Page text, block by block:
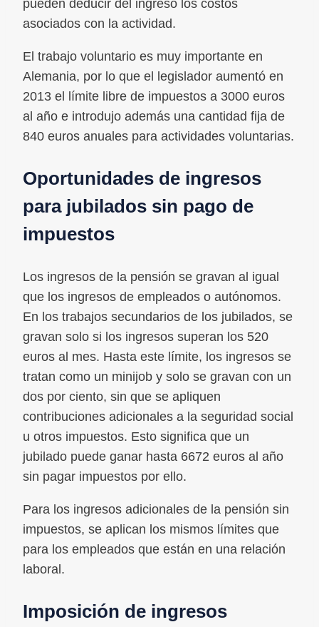
pueden deducir del ingreso los costos
asociados con la actividad.
El trabajo voluntario es muy importante en
Alemania, por lo que el legislador aumentó en
2013 el límite libre de impuestos a 3000 euros
al año e introdujo además una cantidad fija de
840 euros anuales para actividades voluntarias.
Oportunidades de ingresos
para jubilados sin pago de
impuestos
Los ingresos de la pensión se gravan al igual
que los ingresos de empleados o autónomos.
En los trabajos secundarios de los jubilados, se
gravan solo si los ingresos superan los 520
euros al mes. Hasta este límite, los ingresos se
tratan como un minijob y solo se gravan con un
dos por ciento, sin que se apliquen
contribuciones adicionales a la seguridad social
u otros impuestos. Esto significa que un
jubilado puede ganar hasta 6672 euros al año
sin pagar impuestos por ello.
Para los ingresos adicionales de la pensión sin
impuestos, se aplican los mismos límites que
para los empleados que están en una relación
laboral.
Imposición de ingresos